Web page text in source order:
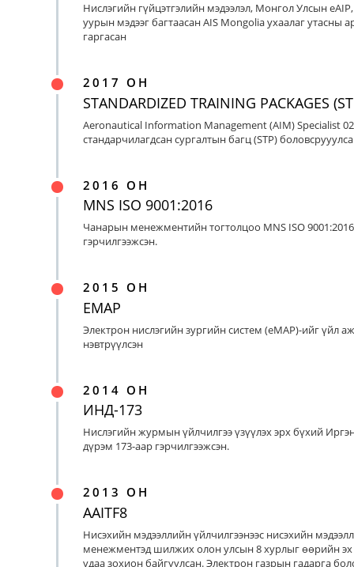
Нислэгийн гүйцэтгэлийн мэдээлэл, Монгол Улсын
уурын мэдээг багтаасан AIS Mongolia ухаалаг утасны
гаргасан
2017 ОН
STANDARDIZED TRAINING PACKAGES
Aeronautical Information Management (AIM) Specialist
стандарчилагдсан сургалтын багц (STP)
2016 ОН
MNS ISO 9001:2016
Чанарын менежментийн тогтолцоо MNS ISO
гэрчилгээжсэн.
2015 ОН
EMAP
Электрон нислэгийн зургийн систем (eMAP)-ийг үйл
нэвтрүүлсэн
2014 ОН
ИНД-173
Нислэгийн журмын үйлчилгээ үзүүлэх эрх бүхий
дүрэм 173-аар гэрчилгээжсэн.
2013 ОН
AAITF8
Нисэхийн мэдээллийн үйлчилгээнээс нисэхийн
менежментэд шилжих олон улсын 8 хурлыг өөрийн
удаа зохион байгуулсан. Электрон газрын гадарга